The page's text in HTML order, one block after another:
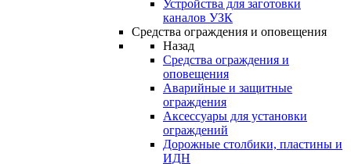
Устройства для заготовки
каналов УЗК
Средства ограждения и оповещения
Назад
Средства ограждения и
оповещения
Аварийные и защитные
ограждения
Аксессуары для установки
ограждений
Дорожные столбики, пластины и
ИДН